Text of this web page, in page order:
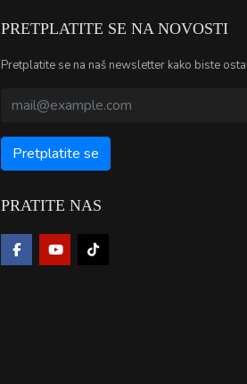
PRETPLATITE SE NA NOVOSTI
Pretplatite se na naš newsletter kako biste
PRATITE NAS